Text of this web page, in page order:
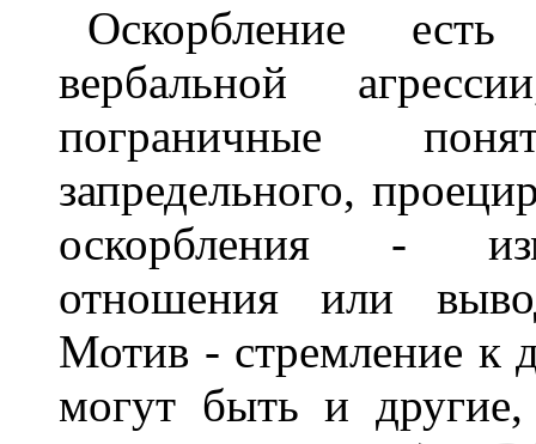
Оскорбление
вербальной
пограничные
запредельного,
оскорбления -
отношения или
Мотив - стремление к
могут быть и